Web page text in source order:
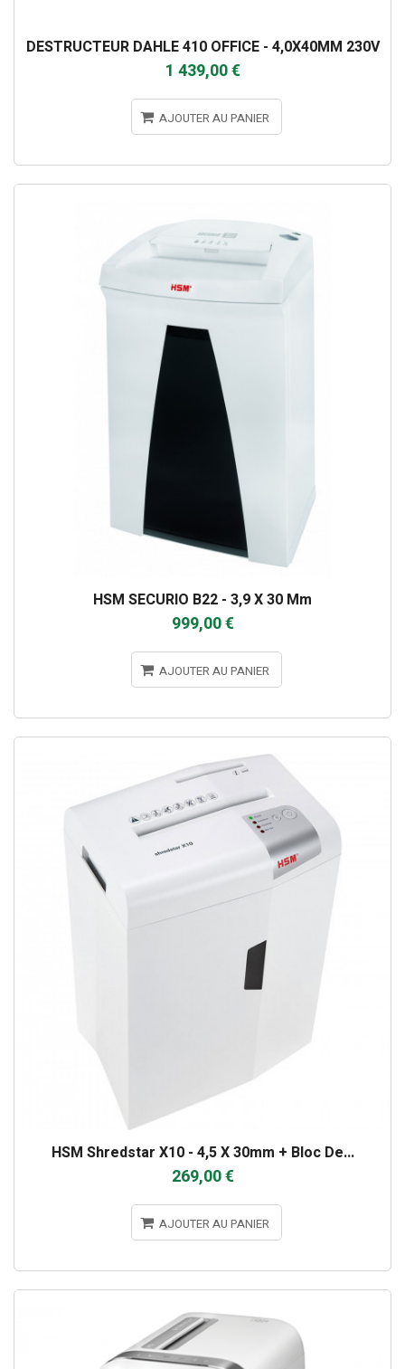
DESTRUCTEUR DAHLE 410 OFFICE - 4,0X40MM 230V
1 439,00 €
AJOUTER AU PANIER
HSM SECURIO B22 - 3,9 X 30 Mm
999,00 €
AJOUTER AU PANIER
HSM Shredstar X10 - 4,5 X 30mm + Bloc De...
269,00 €
AJOUTER AU PANIER